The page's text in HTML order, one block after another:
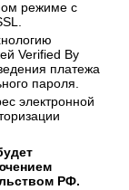
режиме с
Verified By
платежа
пароля.
электронной
РФ.